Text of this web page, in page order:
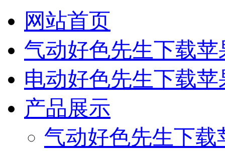
网站首页
气动好色先生下载
电动好色先生下载
产品展示
气动好色先生下